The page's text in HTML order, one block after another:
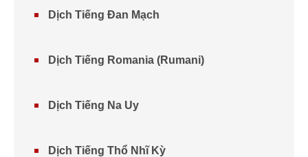
Dịch Tiếng Đan Mạch
Dịch Tiếng Romania (Rumani)
Dịch Tiếng Na Uy
Dịch Tiếng Thổ Nhĩ Kỳ